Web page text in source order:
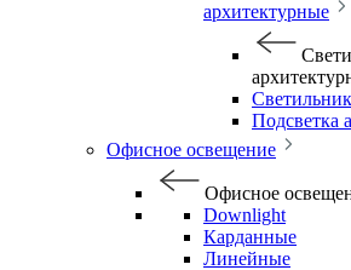
архитектурные
Подсветка
Офисное освещение
Офисное
Downlight
Карданные
Линейные